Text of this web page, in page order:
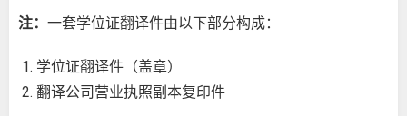
注： 一套学位证翻译件由以下部分构成：
学位证翻译件（盖章）
翻译公司营业执照副本复印件